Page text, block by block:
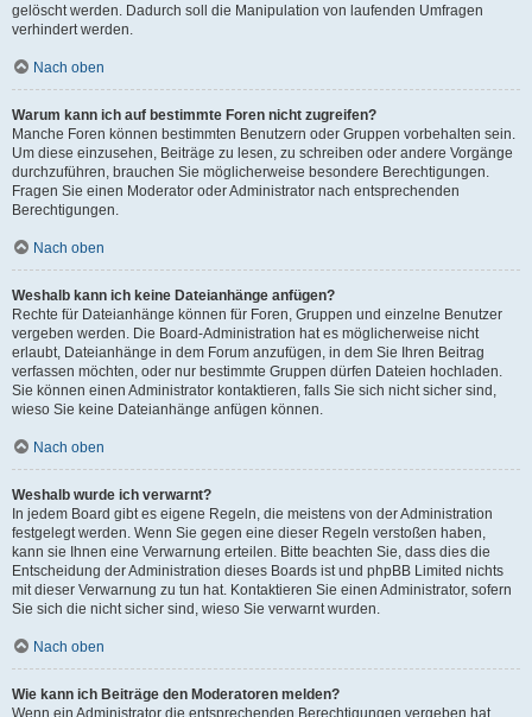
gelöscht werden. Dadurch soll die Manipulation von laufenden Umfragen
verhindert werden.
Nach oben
Warum kann ich auf bestimmte Foren nicht zugreifen?
Manche Foren können bestimmten Benutzern oder Gruppen vorbehalten sein.
Um diese einzusehen, Beiträge zu lesen, zu schreiben oder andere Vorgänge
durchzuführen, brauchen Sie möglicherweise besondere Berechtigungen.
Fragen Sie einen Moderator oder Administrator nach entsprechenden
Berechtigungen.
Nach oben
Weshalb kann ich keine Dateianhänge anfügen?
Rechte für Dateianhänge können für Foren, Gruppen und einzelne Benutzer
vergeben werden. Die Board-Administration hat es möglicherweise nicht
erlaubt, Dateianhänge in dem Forum anzufügen, in dem Sie Ihren Beitrag
verfassen möchten, oder nur bestimmte Gruppen dürfen Dateien hochladen.
Sie können einen Administrator kontaktieren, falls Sie sich nicht sicher sind,
wieso Sie keine Dateianhänge anfügen können.
Nach oben
Weshalb wurde ich verwarnt?
In jedem Board gibt es eigene Regeln, die meistens von der Administration
festgelegt werden. Wenn Sie gegen eine dieser Regeln verstoßen haben,
kann sie Ihnen eine Verwarnung erteilen. Bitte beachten Sie, dass dies die
Entscheidung der Administration dieses Boards ist und phpBB Limited nichts
mit dieser Verwarnung zu tun hat. Kontaktieren Sie einen Administrator, sofern
Sie sich die nicht sicher sind, wieso Sie verwarnt wurden.
Nach oben
Wie kann ich Beiträge den Moderatoren melden?
Wenn ein Administrator die entsprechenden Berechtigungen vergeben hat,